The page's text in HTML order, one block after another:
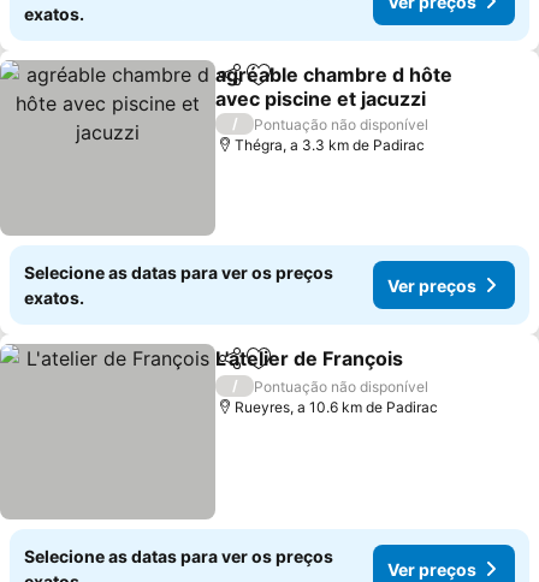
exatos.
PartilharAdicionar aos favoritos
agréable chambre d hôte
avec piscine et jacuzzi
/
Pontuação não disponível
Thégra, a 3.3 km de Padirac
Selecione as datas para ver os preços
exatos.
Ver preços
PartilharAdicionar aos favoritos
L'atelier de François
/
Pontuação não disponível
Rueyres, a 10.6 km de Padirac
Selecione as datas para ver os preços
Ver preços